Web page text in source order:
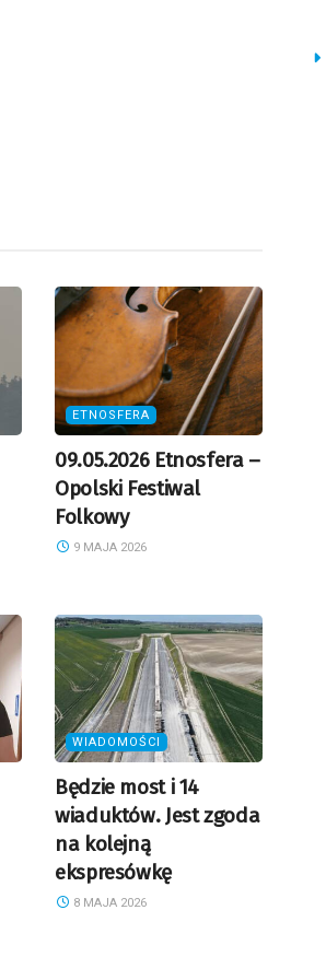
ETNOSFERA
09.05.2026 Etnosfera –
Opolski Festiwal
Folkowy
9 MAJA 2026
WIADOMOŚCI
Będzie most i 14
wiaduktów. Jest zgoda
na kolejną
ekspresówkę
8 MAJA 2026